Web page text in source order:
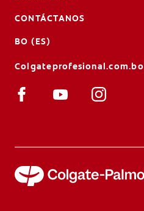
CONTÁCTANOS
BO (ES)
Colgateprofesional.com.bo